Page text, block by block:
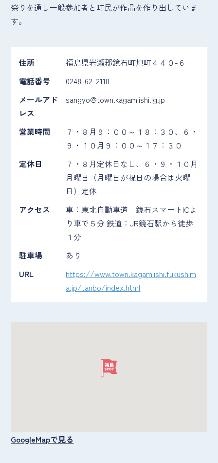
祭りを通し一般参加者と町民が作品を作り出していま
す。
住所
福島県岩瀬郡鏡石町旭町４４０-６
電話番号
0248-62-2118
メールアド
レス
sangyo@town.kagamiishi.lg.jp
営業時間
７・８月９：００～１８：３０、６・
９・１０月９：００～１７：３０
定休日
７・８月定休日なし、６・９・１０月
月曜日（月曜日が祝日の場合は火曜
日）定休
アクセス
車：東北自動車道 鏡石スマートICよ
り車で５分 鉄道：JR鏡石駅から徒歩
１分
駐車場
あり
URL
https://www.town.kagamiishi.fukushim
a.jp/tanbo/index.html
GoogleMapで見る